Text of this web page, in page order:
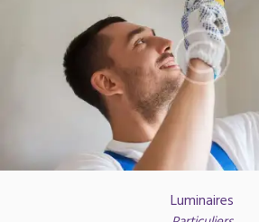
Luminaires